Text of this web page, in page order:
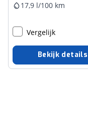
17,9 l/100 km
Vergelijk
Bekijk details